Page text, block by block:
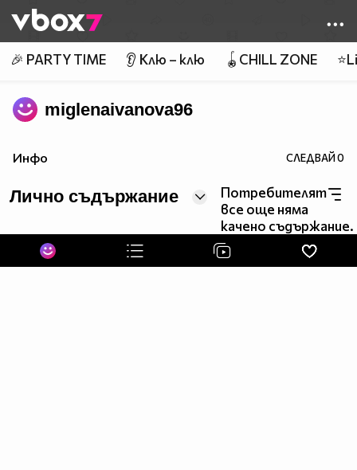
👾
🎉 PARTY TIME 👂 Клю – клю 🪀CHILL ZONE
miglenaivanova96
Инфо СЛЕДВАЙ0
Лично съдържание
Потребителят
все още няма
качено съдържание.